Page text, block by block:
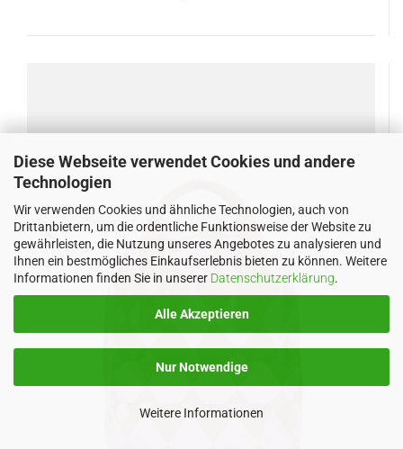
Diese Webseite verwendet Cookies und andere
Technologien
Wir verwenden Cookies und ähnliche Technologien, auch von
Drittanbietern, um die ordentliche Funktionsweise der Website zu
gewährleisten, die Nutzung unseres Angebotes zu analysieren und
Ihnen ein bestmögliches Einkaufserlebnis bieten zu können. Weitere
Informationen finden Sie in unserer Datenschutzerklärung.
Alle Akzeptieren
Nur Notwendige
Weitere Informationen